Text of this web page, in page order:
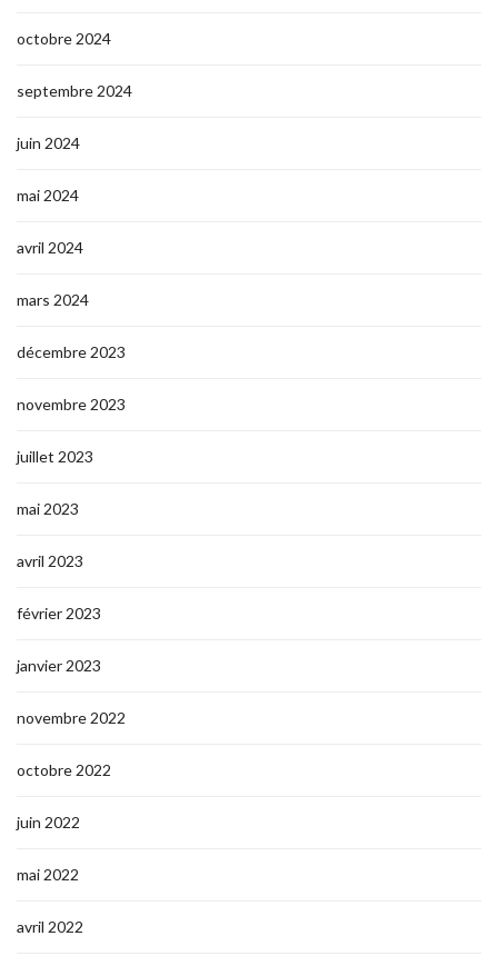
octobre 2024
septembre 2024
juin 2024
mai 2024
avril 2024
mars 2024
décembre 2023
novembre 2023
juillet 2023
mai 2023
avril 2023
février 2023
janvier 2023
novembre 2022
octobre 2022
juin 2022
mai 2022
avril 2022